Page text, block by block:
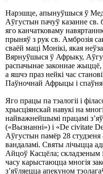
Нарэшце, апынуўшыся ў
Аўгустын пачуў казанне св.
яго канчатковаму
прыняў з рук св. Амброзія
сваёй маці Монікі, якая
Вярнуўшыся ў Афрыку,
распачынае законнае
а яшчэ праз нейкі час
Паўночнай Афрыцы і
Яго працы па тэалогіі і
хрысціянскай навукі на
найважнейшымі працамі
(«Вызнанні») і «De civitate
Аўгустын памёр 28 студзеня
вандаламі. Святы лічыцца
Айцоў Касцёла; складзеным
часу карыстаюцца многія
з’яўляецца апекуном